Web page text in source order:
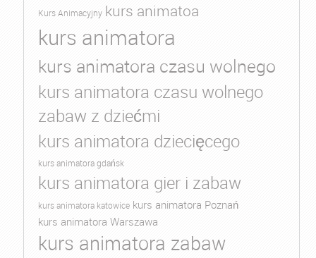
Kurs Animacyjny kurs animatoa
kurs animatora
kurs animatora czasu wolnego
kurs animatora czasu wolnego
zabaw z dziećmi
kurs animatora dziecięcego
kurs animatora gdańsk
kurs animatora gier i zabaw
kurs animatora katowice kurs animatora Poznań
kurs animatora Warszawa
kurs animatora zabaw